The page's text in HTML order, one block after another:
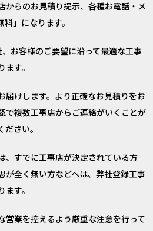
からのお見積り提示、各種お電話・メ
」になります。
お客様のご要望に沿って最適な工事
す。
届けします。より正確なお見積りをお
で複数工事店からご連絡がいくことが
さい。
、すでに工事店が決定されている方
が全く無い方などへは、弊社登録工事
す。
営業を控えるよう厳重な注意を行って